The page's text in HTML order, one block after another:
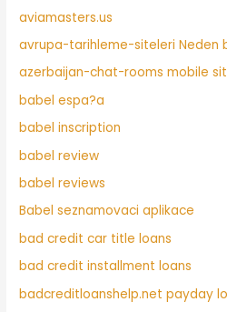
aviamasters.us
avrupa-tarihleme-siteleri Neden
azerbaijan-chat-rooms mobile
babel espa?a
babel inscription
babel review
babel reviews
Babel seznamovaci aplikace
bad credit car title loans
bad credit installment loans
badcreditloanshelp.net payday